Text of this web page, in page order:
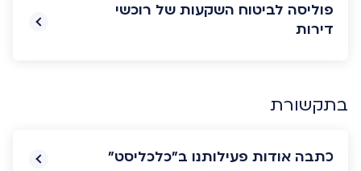
פוליסה לביטוח השקעות של רוכשי
דירות
בתקשורת
כתבה אודות פעילותנו ב"כלכליסט"